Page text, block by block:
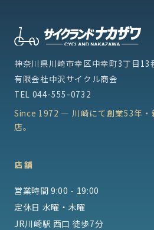
神奈川県川崎市幸区中幸町3丁目13
有限会社中沢サイクル商会
TEL 044-555-0732
Since 1972 — 川崎にて創業53年・
店。
店舗
営業時間 9:00 - 19:00
定休日 水曜・木曜
JR川崎駅 西口 徒歩7分